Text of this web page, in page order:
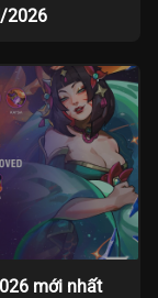
2026
mới nhất